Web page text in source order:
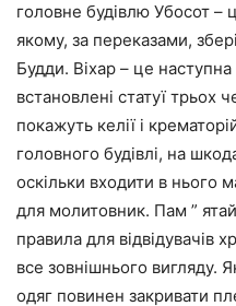
головне будівлю Убосот –
якому, за переказами,
Будди. Віхар – це
встановлені статуї трьох
покажуть келії і
головного будівлі, на
оскільки входити в нього
для молитовник. Пам ”
правила для відвідувачів
все зовнішнього вигляду.
одяг повинен закривати